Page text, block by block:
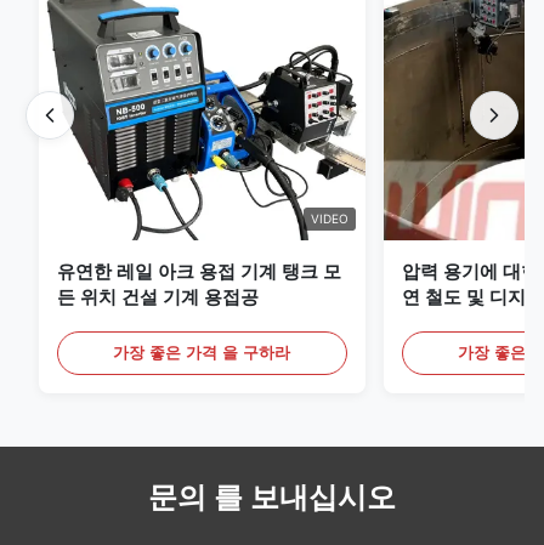
VIDEO
유연한 레일 아크 용접 기계 탱크 모
든 위치 건설 기계 용접공
가장 좋은 가격 을 구하라
압력 용기에 대
연 철도 및 디지
가장 좋은
문의 를 보내십시오